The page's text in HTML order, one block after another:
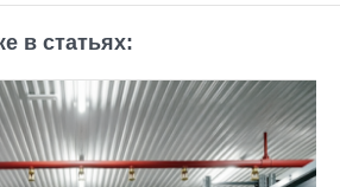
в статьях: